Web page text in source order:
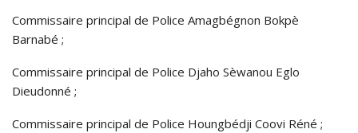
Commissaire principal de Police Amagbégnon Bokpè
Barnabé ;
Commissaire principal de Police Djaho Sèwanou Eglo
Dieudonné ;
Commissaire principal de Police Houngbédji Coovi Réné ;